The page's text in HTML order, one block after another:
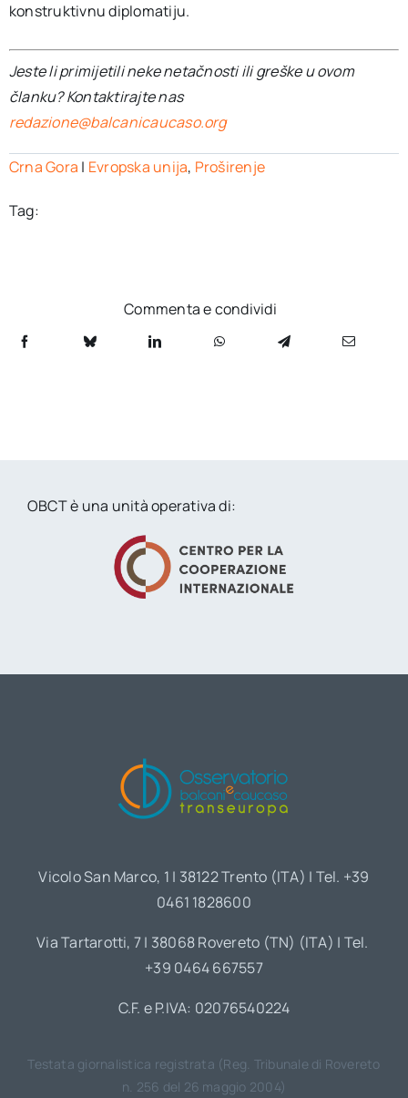
konstruktivnu diplomatiju.
Jeste li primijetili neke netačnosti ili greške u ovom
članku? Kontaktirajte nas
redazione@balcanicaucaso.org
Crna Gora | Evropska unija, Proširenje
Tag:
Commenta e condividi
OBCT è una unità operativa di:
Vicolo San Marco, 1 | 38122 Trento (ITA) | Tel. +39
0461 1828600
Via Tartarotti, 7 | 38068 Rovereto (TN) (ITA) | Tel.
+39 0464 667557
C.F. e P.IVA: 02076540224
Testata giornalistica registrata (Reg. Tribunale di Rovereto
n. 256 del 26 maggio 2004)